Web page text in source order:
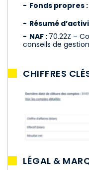
Fonds propres :
Résumé
NAF : 70.22Z –
conseils de gestion
CHIFFRES
LÉGAL &